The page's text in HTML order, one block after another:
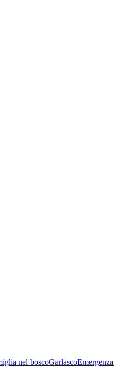
nel boscoGarlasco